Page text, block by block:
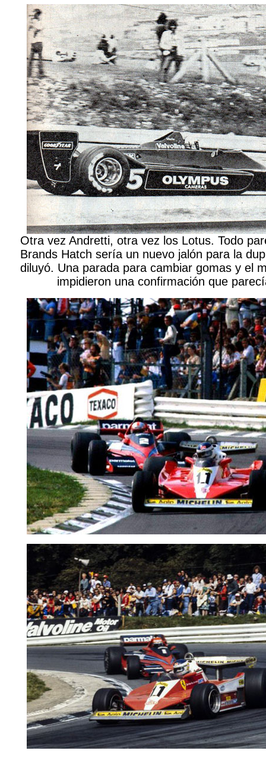
Otra vez Andretti, otra vez los Lotus. Todo
Brands Hatch sería un nuevo jalón para la
diluyó. Una parada para cambiar gomas y el
impidieron una confirmación que